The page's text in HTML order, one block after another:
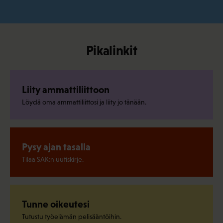
Pikalinkit
Liity ammattiliittoon
Löydä oma ammattiliittosi ja liity jo tänään.
Pysy ajan tasalla
Tilaa SAK:n uutiskirje.
Tunne oikeutesi
Tutustu työelämän pelisääntöihin.